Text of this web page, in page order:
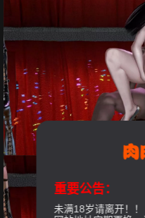
重要公告：
未满18岁请离开！！